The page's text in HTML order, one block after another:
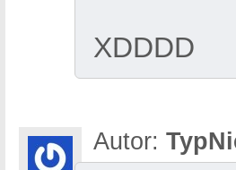
XDDDD
Autor: